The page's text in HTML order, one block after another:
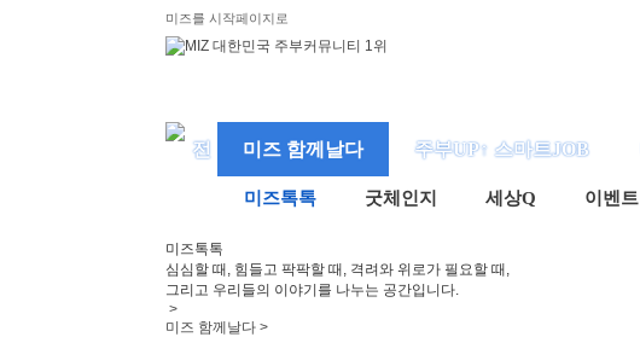
미즈를 시작페이지로
미즈 함께날다 주부UP↑ 스마트JOB
미즈톡톡 굿체인지 세상Q 이벤트
미즈톡톡
심심할 때, 힘들고 팍팍할 때, 격려와 위로가 필요할 때,
그리고 우리들의 이야기를 나누는 공간입니다.
>
미즈 함께날다 >